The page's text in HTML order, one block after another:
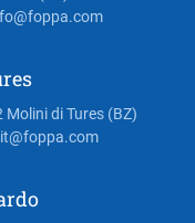
di Tures (BZ)